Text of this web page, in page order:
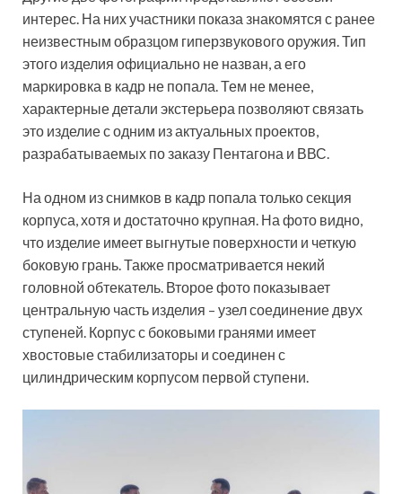
интерес. На них участники показа знакомятся с ранее
неизвестным образцом гиперзвукового оружия. Тип
этого изделия официально не назван, а его
маркировка в кадр не попала. Тем не менее,
характерные детали экстерьера позволяют связать
это изделие с одним из актуальных проектов,
разрабатываемых по заказу Пентагона и ВВС.
На одном из снимков в кадр попала только секция
корпуса, хотя и достаточно крупная. На фото видно,
что изделие имеет выгнутые поверхности и четкую
боковую грань. Также просматривается некий
головной обтекатель. Второе фото показывает
центральную часть изделия – узел соединение двух
ступеней. Корпус с боковыми гранями имеет
хвостовые стабилизаторы и соединен с
цилиндрическим корпусом первой ступени.